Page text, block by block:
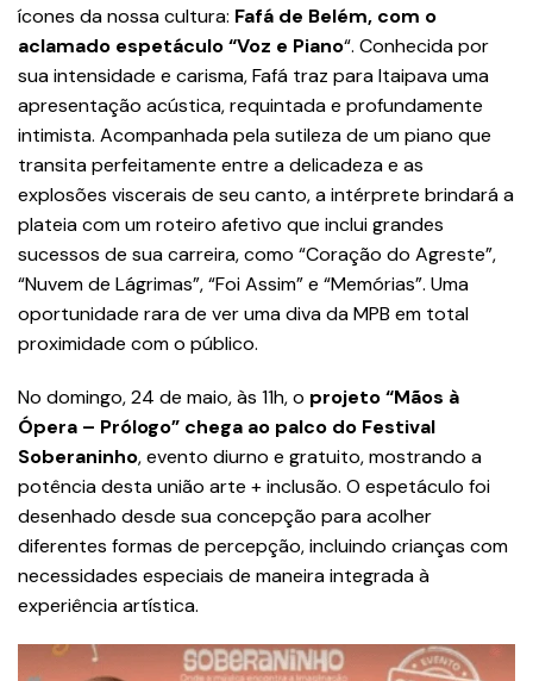
ícones da nossa cultura: Fafá de Belém, com o
aclamado espetáculo “Voz e Piano“. Conhecida por
sua intensidade e carisma, Fafá traz para Itaipava uma
apresentação acústica, requintada e profundamente
intimista. Acompanhada pela sutileza de um piano que
transita perfeitamente entre a delicadeza e as
explosões viscerais de seu canto, a intérprete brindará a
plateia com um roteiro afetivo que inclui grandes
sucessos de sua carreira, como “Coração do Agreste”,
“Nuvem de Lágrimas”, “Foi Assim” e “Memórias”. Uma
oportunidade rara de ver uma diva da MPB em total
proximidade com o público.
No domingo, 24 de maio, às 11h, o projeto “Mãos à
Ópera – Prólogo” chega ao palco do Festival
Soberaninho, evento diurno e gratuito, mostrando a
potência desta união arte + inclusão. O espetáculo foi
desenhado desde sua concepção para acolher
diferentes formas de percepção, incluindo crianças com
necessidades especiais de maneira integrada à
experiência artística.